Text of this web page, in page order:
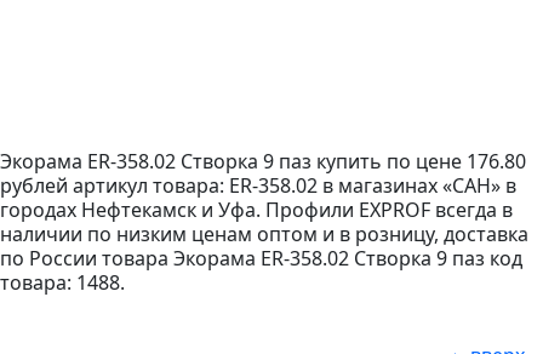
Экорама ER-358.02 Створка 9 паз купить по цене 176.80
рублей артикул товара: ER-358.02 в магазинах «САН» в
городах Нефтекамск и Уфа. Профили EXPROF всегда в
наличии по низким ценам оптом и в розницу, доставка
по России товара Экорама ER-358.02 Створка 9 паз код
товара: 1488.